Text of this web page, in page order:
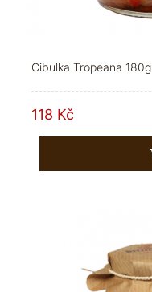
Cibulka Tropeana 180g
118 Kč